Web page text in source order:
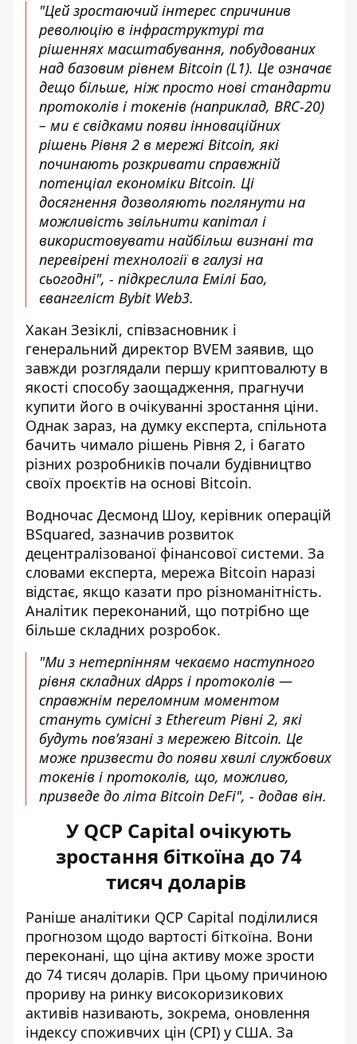
"Цей зростаючий інтерес спричинив
революцію в інфраструктурі та
рішеннях масштабування, побудованих
над базовим рівнем Bitcoin (L1). Це означає
дещо більше, ніж просто нові стандарти
протоколів і токенів (наприклад, BRC-20)
– ми є свідками появи інноваційних
рішень Рівня 2 в мережі Bitcoin, які
починають розкривати справжній
потенціал економіки Bitcoin. Ці
досягнення дозволяють поглянути на
можливість звільнити капітал і
використовувати найбільш визнані та
перевірені технології в галузі на
сьогодні", - підкреслила Емілі Бао,
євангеліст Bybit Web3.
Хакан Зезіклі, співзасновник і
генеральний директор BVEM заявив, що
завжди розглядали першу криптовалюту в
якості способу заощадження, прагнучи
купити його в очікуванні зростання ціни.
Однак зараз, на думку експерта, спільнота
бачить чимало рішень Рівня 2, і багато
різних розробників почали будівництво
своїх проєктів на основі Bitcoin.
Водночас Десмонд Шоу, керівник операцій
BSquared, зазначив розвиток
децентралізованої фінансової системи. За
словами експерта, мережа Bitcoin наразі
відстає, якщо казати про різноманітність.
Аналітик переконаний, що потрібно ще
більше складних розробок.
"Ми з нетерпінням чекаємо наступного
рівня складних dApps і протоколів —
справжнім переломним моментом
стануть сумісні з Ethereum Рівні 2, які
будуть пов’язані з мережею Bitcoin. Це
може призвести до появи хвилі службових
токенів і протоколів, що, можливо,
призведе до літа Bitcoin DeFi", - додав він.
У QCP Capital очікують
зростання біткоїна до 74
тисяч доларів
Раніше аналітики QCP Capital поділилися
прогнозом щодо вартості біткоїна. Вони
переконані, що ціна активу може зрости
до 74 тисяч доларів. При цьому причиною
прориву на ринку високоризикових
активів називають, зокрема, оновлення
індексу споживчих цін (CPI) у США. За